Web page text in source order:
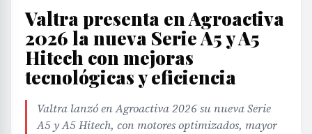
Valtra presenta en Agroactiva
2026 la nueva Serie A5 y A5
Hitech con mejoras
tecnológicas y eficiencia
Valtra lanzó en Agroactiva 2026 su nueva Serie
A5 y A5 Hitech, con motores optimizados, mayor